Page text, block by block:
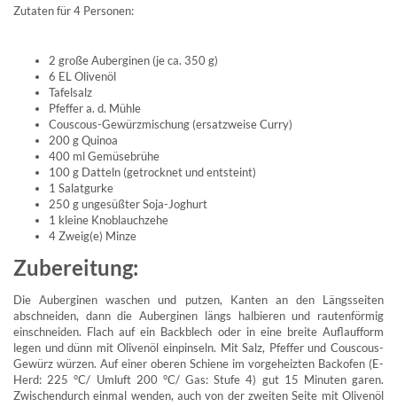
Zutaten für 4 Personen:
2 große Auberginen (je ca. 350 g)
6 EL Olivenöl
Tafelsalz
Pfeffer a. d. Mühle
Couscous-Gewürzmischung (ersatzweise Curry)
200 gQuinoa
400 mlGemüsebrühe
100 g Datteln (getrocknet und entsteint)
1 Salatgurke
250 gungesüßter Soja-Joghurt
1 kleine Knoblauchzehe
4 Zweig(e) Minze
Zubereitung:
Die Auberginen waschen und putzen, Kanten an den Längsseiten
abschneiden, dann die Auberginen längs halbieren und rautenförmig
einschneiden. Flach auf ein Backblech oder in eine breite Auflaufform
legen und dünn mit Olivenöl einpinseln. Mit Salz, Pfeffer und Couscous-
Gewürz würzen. Auf einer oberen Schiene im vorgeheizten Backofen (E-
Herd: 225 °C/ Umluft 200 °C/ Gas: Stufe 4) gut 15 Minuten garen.
Zwischendurch einmal wenden, auch von der zweiten Seite mit Olivenöl